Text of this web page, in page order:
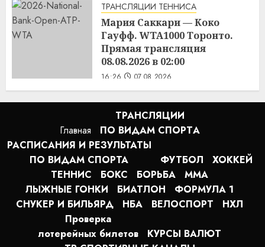
16:45 07.08.2026
ТРАНСЛЯЦИИ ТЕННИСА
Мария Саккари — Коко
Гауфф. WTA1000 Торонто.
Прямая трансляция
08.08.2026 в 02:00
16:26 07.08.2026
Главная
ТРАНСЛЯЦИИ
ПО ВИДАМ СПОРТA
РАСПИСАНИЯ И РЕЗУЛЬТАТЫ
ПО ВИДАМ СПОРТА
ФУТБОЛ
ХОККЕЙ
ТЕННИС
БОКС БОРЬБА
MMA
ЛЫЖНЫЕ ГОНКИ
БИАТЛОН
ФОРМУЛА 1
СНУКЕР И БИЛЬЯРД
НБА ВЕЛОСПОРТ
НХЛ
Проверка
лотерейных билетов
КУРСЫ ВАЛЮТ